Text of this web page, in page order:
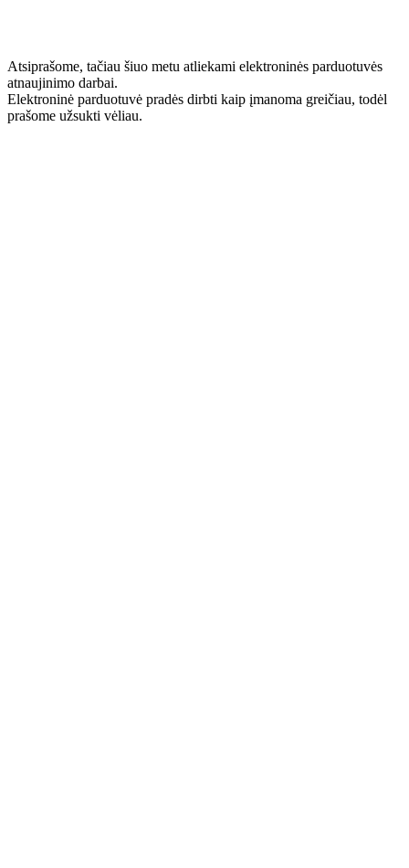
Atsiprašome, tačiau šiuo metu atliekami elektroninės parduotuvės
atnaujinimo darbai.
Elektroninė parduotuvė pradės dirbti kaip įmanoma greičiau, todėl
prašome užsukti vėliau.